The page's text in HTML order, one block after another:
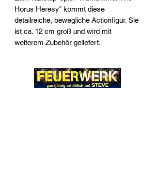
Horus Heresy" kommt diese
detailreiche, bewegliche Actionfigur. Sie
ist ca. 12 cm groß und wird mit
weiterem Zubehör geliefert.